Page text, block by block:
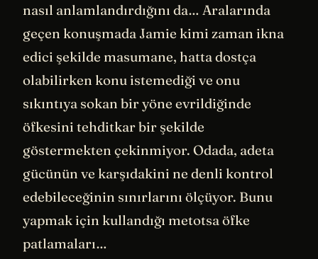
nasıl anlamlandırdığını da… Aralarında
geçen konuşmada Jamie kimi zaman ikna
edici şekilde masumane, hatta dostça
olabilirken konu istemediği ve onu
sıkıntıya sokan bir yöne evrildiğinde
öfkesini tehditkar bir şekilde
göstermekten çekinmiyor. Odada, adeta
gücünün ve karşıdakini ne denli kontrol
edebileceğinin sınırlarını ölçüyor. Bunu
yapmak için kullandığı metotsa öfke
patlamaları…